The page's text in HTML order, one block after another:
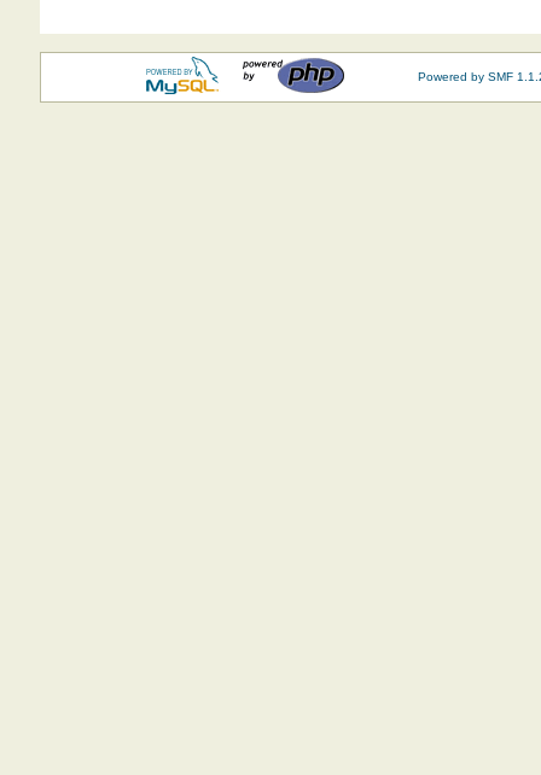
Powered by SMF